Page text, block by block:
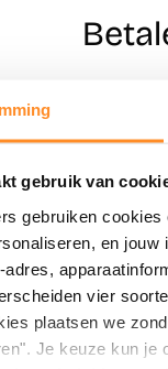
gebruik van
gebruiken
en
adres,
vier
plaatsen we
Je keuze kun je